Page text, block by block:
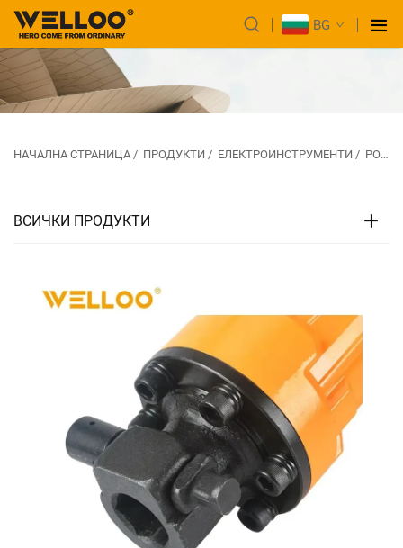
BG
НАЧАЛНА СТРАНИЦА / ПРОДУКТИ / ЕЛЕКТРОИНСТРУМЕНТИ / РОТАЦИОННИ И ДЕМОНТАЖНИ ЧУКОВЕ
ВСИЧКИ ПРОДУКТИ